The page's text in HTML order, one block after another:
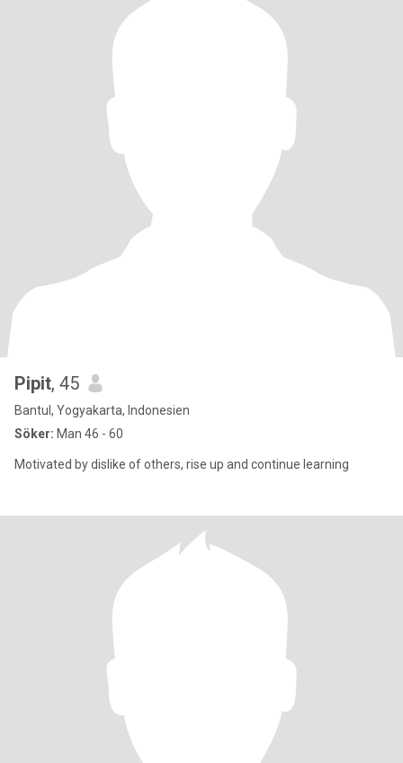
Pipit, 45
Bantul, Yogyakarta, Indonesien
Söker: Man 46 - 60
Motivated by dislike of others, rise up and continue learning